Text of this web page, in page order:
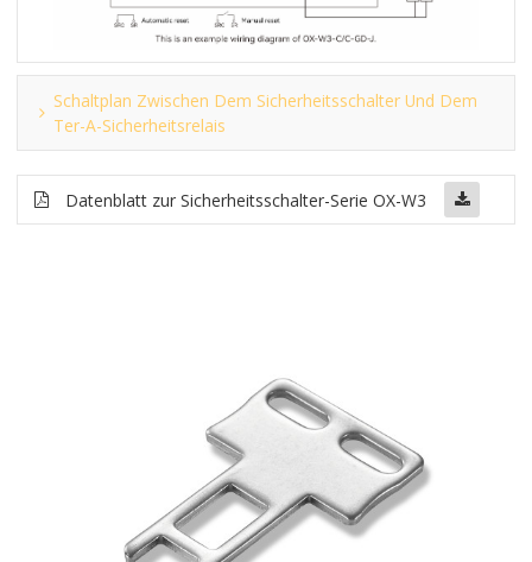
Schaltplan Zwischen Dem Sicherheitsschalter Und Dem
Ter-A-Sicherheitsrelais
Datenblatt zur Sicherheitsschalter-Serie OX-W3